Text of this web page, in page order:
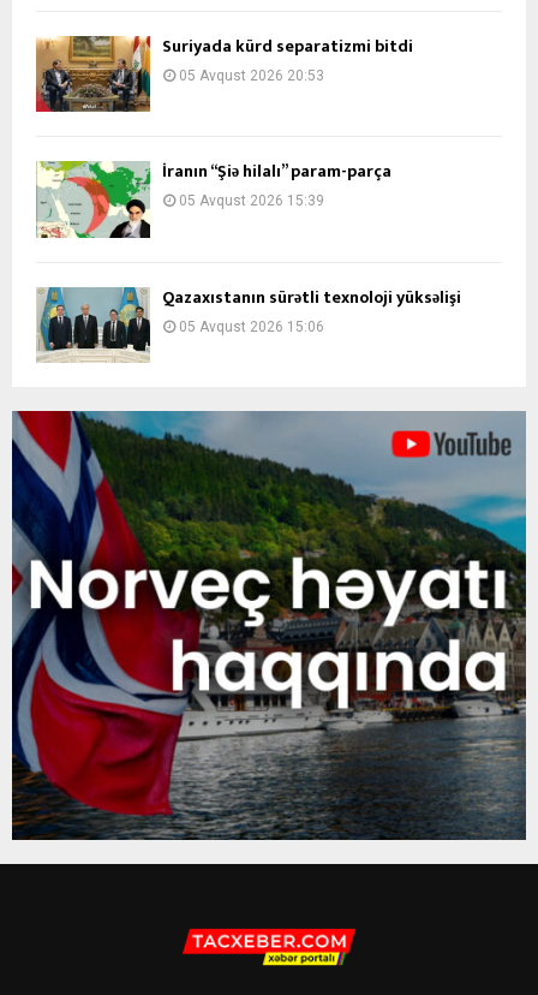
Suriyada kürd separatizmi bitdi
05 Avqust 2026 20:53
İranın “Şiə hilalı” param-parça
05 Avqust 2026 15:39
Qazaxıstanın sürətli texnoloji yüksəlişi
05 Avqust 2026 15:06